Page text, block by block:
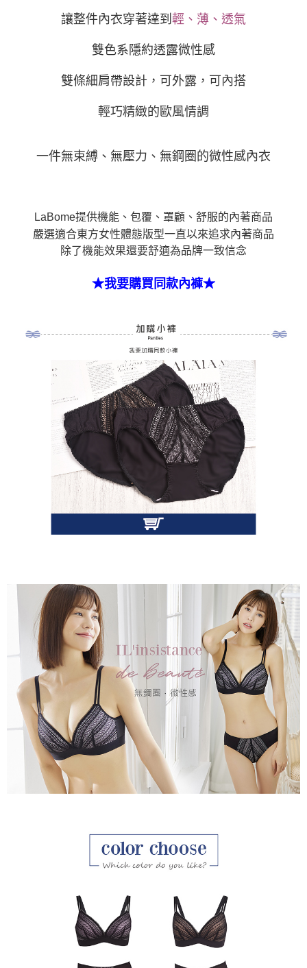
時審查核予不同之上限額度；若仍有額度不足之情形，本公司將視審查結果
請求用戶進行身份認證。
恩沛科技股份有限公司將有權停止該用戶之使用額度並採取法律行動。
付款後門市自取讓整件內衣穿著達到 輕、薄、透氣
雙色系隱約透露微性感
雙條細肩帶設計，可外露，可內搭
輕巧精緻的歐風情調
一件無束縛、無壓力、無鋼圈的微性感內衣
LaBome提供機能、包覆、罩顧、舒服的內著商品
嚴選適合東方女性體態版型一直以來追求內著商品
除了機能效果還要舒適為品牌一致信念
★我要購買同款內褲★